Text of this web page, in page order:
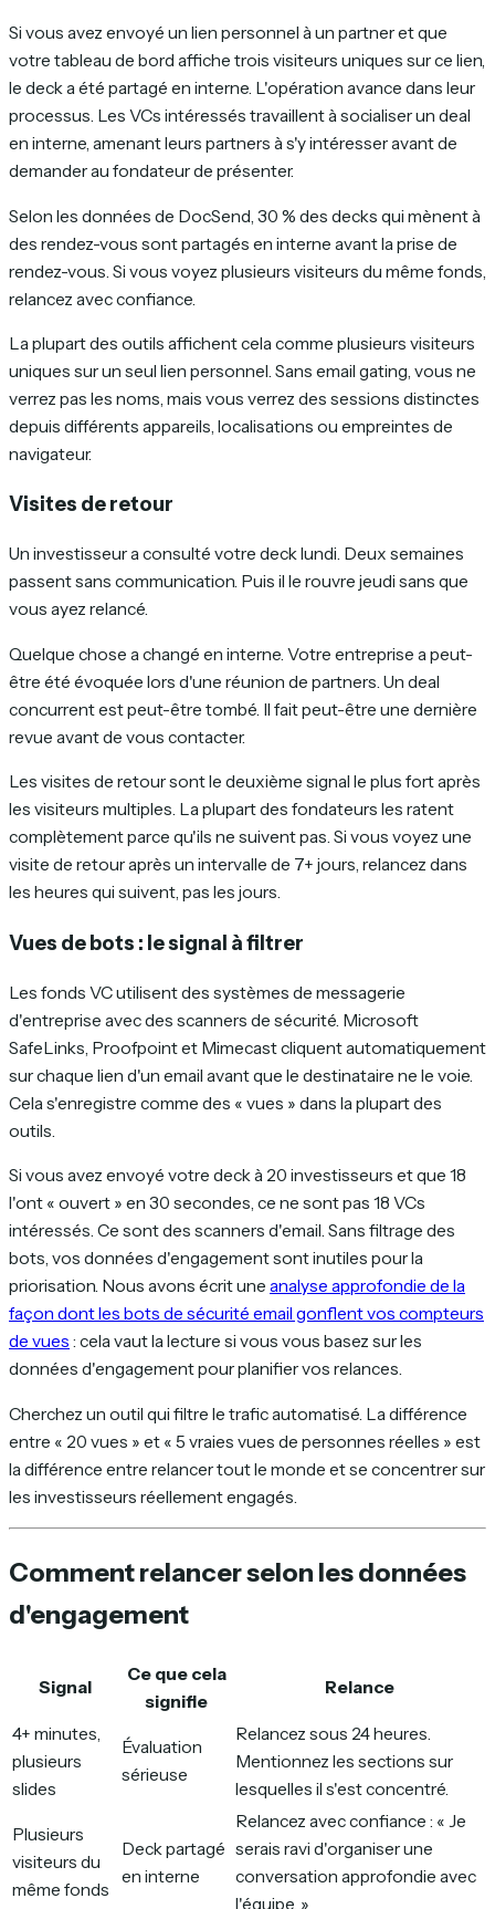
Si vous avez envoyé un lien personnel à un partner et que
votre tableau de bord affiche trois visiteurs uniques sur ce lien,
le deck a été partagé en interne. L'opération avance dans leur
processus. Les VCs intéressés travaillent à socialiser un deal
en interne, amenant leurs partners à s'y intéresser avant de
demander au fondateur de présenter.
Selon les données de DocSend, 30 % des decks qui mènent à
des rendez-vous sont partagés en interne avant la prise de
rendez-vous. Si vous voyez plusieurs visiteurs du même fonds,
relancez avec confiance.
La plupart des outils affichent cela comme plusieurs visiteurs
uniques sur un seul lien personnel. Sans email gating, vous ne
verrez pas les noms, mais vous verrez des sessions distinctes
depuis différents appareils, localisations ou empreintes de
navigateur.
Visites de retour
Un investisseur a consulté votre deck lundi. Deux semaines
passent sans communication. Puis il le rouvre jeudi sans que
vous ayez relancé.
Quelque chose a changé en interne. Votre entreprise a peut-
être été évoquée lors d'une réunion de partners. Un deal
concurrent est peut-être tombé. Il fait peut-être une dernière
revue avant de vous contacter.
Les visites de retour sont le deuxième signal le plus fort après
les visiteurs multiples. La plupart des fondateurs les ratent
complètement parce qu'ils ne suivent pas. Si vous voyez une
visite de retour après un intervalle de 7+ jours, relancez dans
les heures qui suivent, pas les jours.
Vues de bots : le signal à filtrer
Les fonds VC utilisent des systèmes de messagerie
d'entreprise avec des scanners de sécurité. Microsoft
SafeLinks, Proofpoint et Mimecast cliquent automatiquement
sur chaque lien d'un email avant que le destinataire ne le voie.
Cela s'enregistre comme des « vues » dans la plupart des
outils.
Si vous avez envoyé votre deck à 20 investisseurs et que 18
l'ont « ouvert » en 30 secondes, ce ne sont pas 18 VCs
intéressés. Ce sont des scanners d'email. Sans filtrage des
bots, vos données d'engagement sont inutiles pour la
priorisation. Nous avons écrit une analyse approfondie de la
façon dont les bots de sécurité email gonflent vos compteurs
de vues : cela vaut la lecture si vous vous basez sur les
données d'engagement pour planifier vos relances.
Cherchez un outil qui filtre le trafic automatisé. La différence
entre « 20 vues » et « 5 vraies vues de personnes réelles » est
la différence entre relancer tout le monde et se concentrer sur
les investisseurs réellement engagés.
Comment relancer selon les données
d'engagement
Signal
Ce que cela
signifie
Relance
4+ minutes,
plusieurs
slides
Évaluation
sérieuse
Relancez sous 24 heures.
Mentionnez les sections sur
lesquelles il s'est concentré.
Plusieurs
visiteurs du
même fonds
Deck partagé
en interne
Relancez avec confiance : « Je
serais ravi d'organiser une
conversation approfondie avec
l'équipe. »